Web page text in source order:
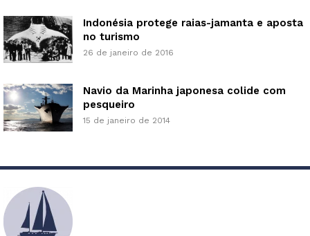
Indonésia protege raias-jamanta e aposta
no turismo
26 de janeiro de 2016
Navio da Marinha japonesa colide com
pesqueiro
15 de janeiro de 2014